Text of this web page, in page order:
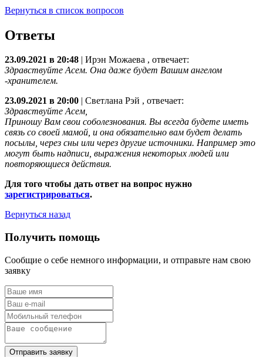
Вернуться в список вопросов
Ответы
23.09.2021 в 20:48 Ирэн Можаева , отвечает:
Здравствуйте Асем. Она даже будет Вашим ангелом
-хранителем.
23.09.2021 в 20:00
Светлана Рэй , отвечает:
Здравствуйте Асем,
Приношу Вам свои соболезнования. Вы всегда будете иметь
связь со своей мамой, и она обязательно вам будет делать
посылы, через сны или через другие источники. Например это
могут быть надписи, выражения некоторых людей или
повторяющиеся действия.
Для того чтобы дать ответ на вопрос нужно
зарегистрироваться.
Вернуться назад
Получить помощь
Сообщие о себе немного информации, и отправьте нам свою
заявку
Отправить заявку